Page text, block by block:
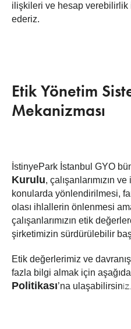
ilişkileri ve hesap
ederiz.
Etik Yönetim
Mekanizması
İstinyePark İstanbul GYO
Kurulu, çalışanlarımızın
konularda yönlendirilmesi,
olası ihlallerin önlenmesi
çalışanlarımızın etik
şirketimizin sürdürülebilir
Etik değerlerimiz ve
fazla bilgi almak için
Politikası’na ulaşabilirsiniz.